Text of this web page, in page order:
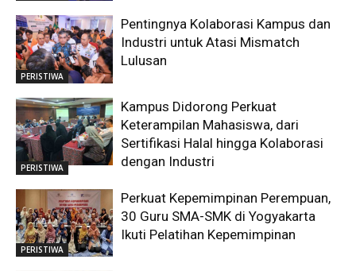
PERISTIWA
Pentingnya Kolaborasi Kampus dan
Industri untuk Atasi Mismatch
Lulusan
PERISTIWA
Kampus Didorong Perkuat
Keterampilan Mahasiswa, dari
Sertifikasi Halal hingga Kolaborasi
dengan Industri
PERISTIWA
Perkuat Kepemimpinan Perempuan,
30 Guru SMA-SMK di Yogyakarta
Ikuti Pelatihan Kepemimpinan